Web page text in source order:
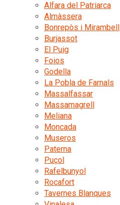
Alfara del Patriarca
Almàssera
Bonrepòs i Mirambell
Burjassot
El Puig
Foios
Godella
La Pobla de Farnals
Massalfassar
Massamagrell
Meliana
Moncada
Museros
Paterna
Puçol
Rafelbunyol
Rocafort
Tavernes Blanques